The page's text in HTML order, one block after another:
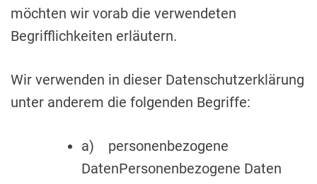
möchten wir vorab die verwendeten
Begrifflichkeiten erläutern.
Wir verwenden in dieser Datenschutzerklärung
unter anderem die folgenden Begriffe:
a) personenbezogene
DatenPersonenbezogene Daten